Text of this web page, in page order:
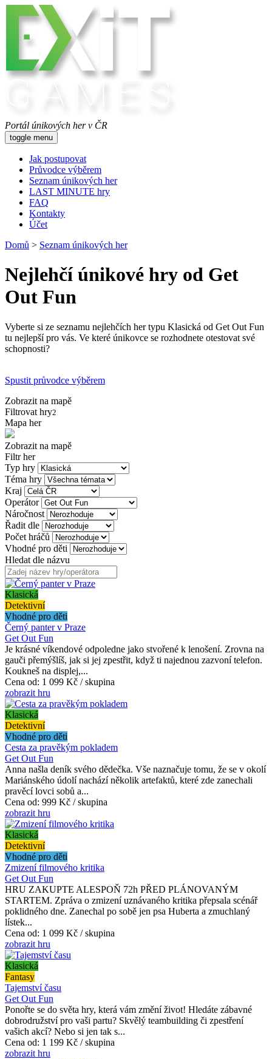
Portál únikových her v ČR
toggle menu
Jak postupovat
Průvodce výběrem
Seznam únikových her
LAST MINUTE hry
FAQ
Kontakty
Účet
Domů > Seznam únikových her
Nejlehčí únikové hry od Get
Out Fun
Vyberte si ze seznamu nejlehčích her typu Klasická od Get Out Fun
tu nejlepší pro vás. Ve které únikovce se rozhodnete otestovat své
schopnosti?
Spustit průvodce výběrem
Zobrazit na mapě
Filtrovat hry2
Mapa her
Zobrazit na mapě
Filtr her
Typ hry
Téma hry
Kraj
Operátor
Náročnost
Řadit dle
Počet hráčů
Vhodné pro děti
Hledat dle názvu
Klasická
Detektivní
Vhodné pro děti
Černý panter v Praze
Get Out Fun
Je krásné víkendové odpoledne jako stvořené k lenošení. Zrovna na
gauči přemýšlíš, jak si jej zpestřit, když ti najednou zazvoní telefon.
Koukneš na displej,...
Cena od: 1 099 Kč / skupina
zobrazit hru
Klasická
Detektivní
Vhodné pro děti
Cesta za pravěkým pokladem
Get Out Fun
Anna našla deník svého dědečka. Vše naznačuje tomu, že se v okolí
Mariánského údolí nachází několik artefaktů, které zde zanechali
pravěcí lovci sobů a...
Cena od: 999 Kč / skupina
zobrazit hru
Klasická
Detektivní
Vhodné pro děti
Zmizení filmového kritika
Get Out Fun
HRU ZAKUPTE ALESPOŇ 72h PŘED PLÁNOVANÝM
STARTEM. Zpráva o zmizení uznávaného kritika přepsala scénář
poklidného dne. Zanechal po sobě jen psa Huberta a zmuchlaný
lístek...
Cena od: 1 099 Kč / skupina
zobrazit hru
Klasická
Fantasy
Tajemství času
Get Out Fun
Ponořte se do světa hry, která vám změní život! Hledáte zábavné
dobrodružství pro vaši partu? Skvělý teambuilding či zpestření
vašich akcí? Nebo si jen tak s...
Cena od: 1 199 Kč / skupina
zobrazit hru